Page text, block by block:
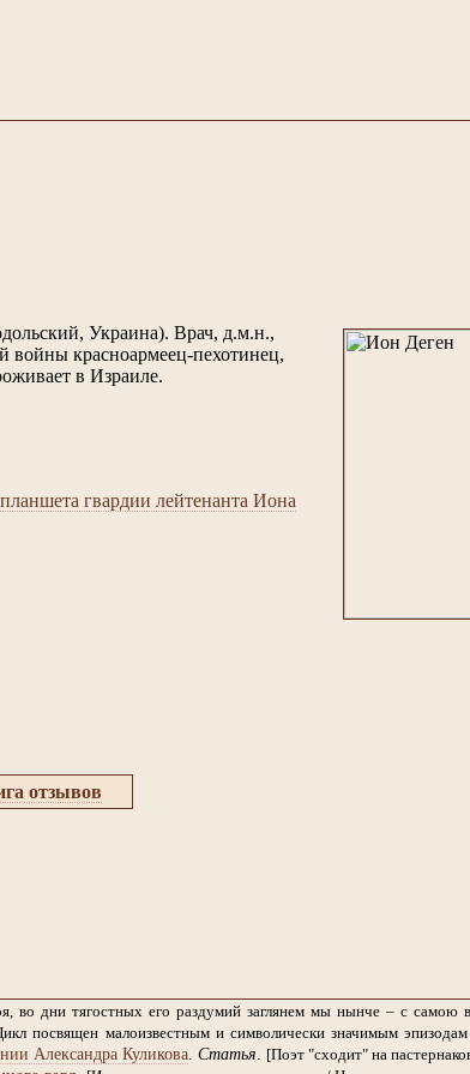
Украина). Врач, д.м.н.,
войны красноармеец-пехотинец,
в Израиле.
гвардии лейтенанта Иона
отзывов
во дни тягостных его раздумий заглянем мы нынче – с
посвящен малоизвестным и символически значимым
Александра Куликова. Статья. [Поэт "сходит" на